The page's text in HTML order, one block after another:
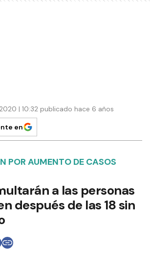
| 10:32 publicado hace 6 años
en
POR AUMENTO DE CASOS
a las personas
después de las 18 sin